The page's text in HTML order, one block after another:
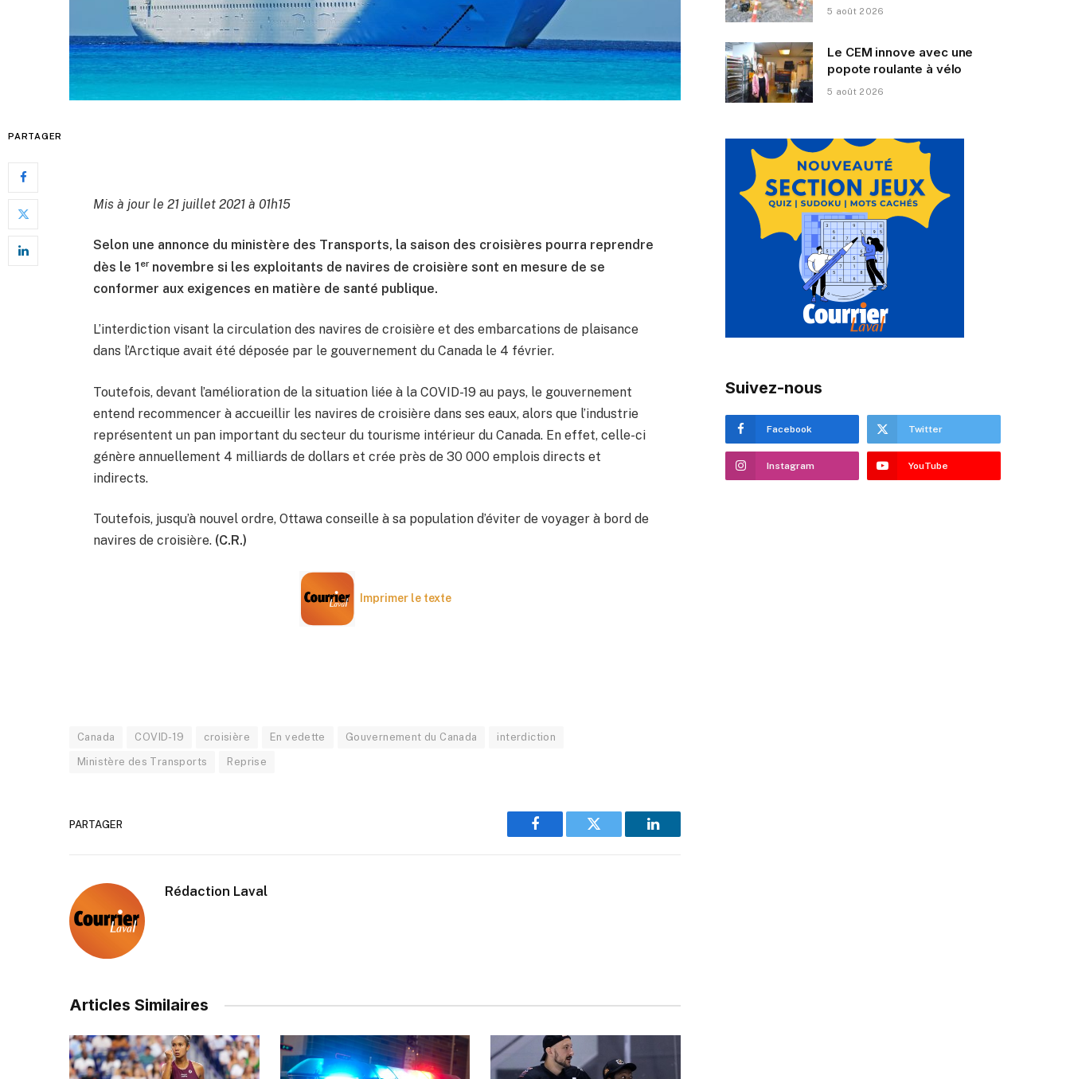
PARTAGER
Mis à jour le 21 juillet 2021 à 01h15
Selon une annonce du ministère des Transports, la saison des croisières pourra reprendre
dès le 1 ernovembre si les exploitants de navires de croisière sont en mesure de se
conformer aux exigences en matière de santé publique.
L’interdiction visant la circulation des navires de croisière et des embarcations de plaisance
dans l’Arctique avait été déposée par le gouvernement du Canada le 4 février.
Toutefois, devant l’amélioration de la situation liée à la COVID-19 au pays, le gouvernement
entend recommencer à accueillir les navires de croisière dans ses eaux, alors que l’industrie
représentent un pan important du secteur du tourisme intérieur du Canada. En effet, celle-ci
génère annuellement 4 milliards de dollars et crée près de 30 000 emplois directs et
indirects.
Toutefois, jusqu’à nouvel ordre, Ottawa conseille à sa population d’éviter de voyager à bord de
navires de croisière. (C.R.)
Imprimer le texte
Canada COVID-19 croisière En vedette Gouvernement du Canada interdiction
Ministère des Transports Reprise
PARTAGER
Facebook Twitter LinkedIn
Rédaction Laval
Articles Similaires
5 août 2026
Le CEM innove avec une
popote roulante à vélo
5 août 2026
Suivez-nous
Facebook Twitter
Instagram YouTube